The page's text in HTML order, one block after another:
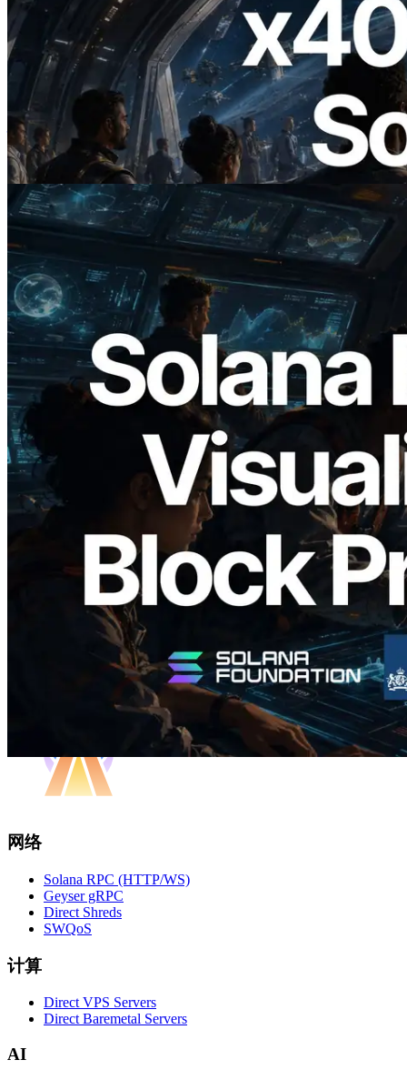
2026.07.04
ERPC 发布支持 x402 支付的 Solana RPC
— AI Agent 按需为 API 付费的时代开启
阅读此文章
2026.05.24
Validators Solutions 发布 Solana Block
Analyzer — 以 slot 为单位可视化区块生
成时间与对应验证者
网络
Solana RPC (HTTP/WS)
Geyser gRPC
Direct Shreds
SWQoS
计算
Direct VPS Servers
Direct Baremetal Servers
AI